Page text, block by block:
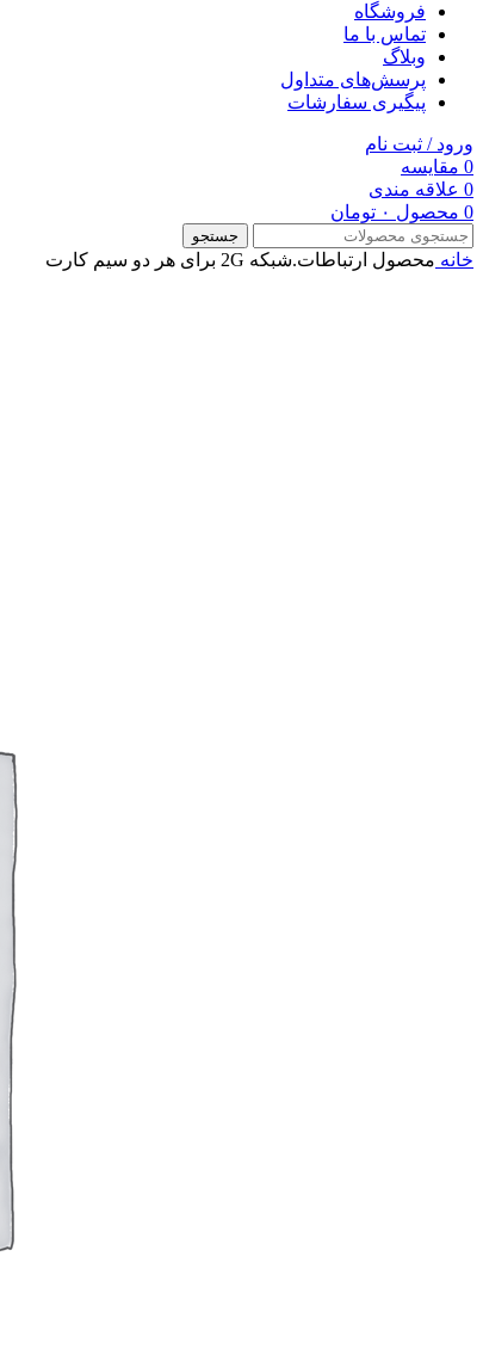
فروشگاه
تماس با ما
وبلاگ
پرسش‌های متداول
پیگیری سفارشات
ورود / ثبت نام
0 مقایسه
0 علاقه مندی
0 محصول ۰ تومان
جستجو
خانه محصول ارتباطات.شبکه 2G برای هر دو سیم کارت